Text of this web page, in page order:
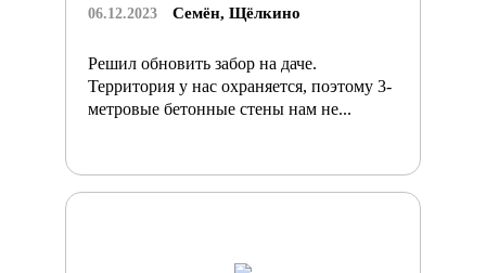
06.12.2023 Семён, Щёлкино
Решил обновить забор на даче.
Территория у нас охраняется, поэтому 3-
метровые бетонные стены нам не...